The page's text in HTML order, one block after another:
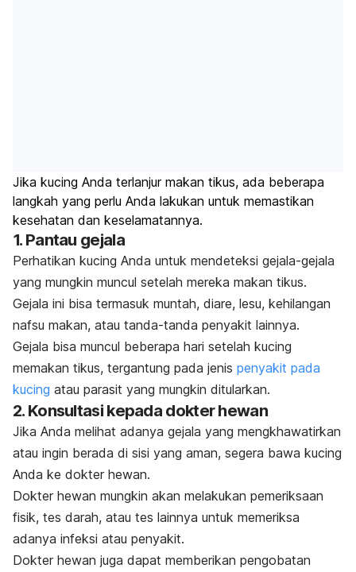
Jika kucing Anda terlanjur makan tikus, ada beberapa
langkah yang perlu Anda lakukan untuk memastikan
kesehatan dan keselamatannya.
1. Pantau gejala
Perhatikan kucing Anda untuk mendeteksi gejala-gejala
yang mungkin muncul setelah mereka makan tikus.
Gejala ini bisa termasuk muntah, diare, lesu, kehilangan
nafsu makan, atau tanda-tanda penyakit lainnya.
Gejala bisa muncul beberapa hari setelah kucing
memakan tikus, tergantung pada jenis penyakit pada
kucing atau parasit yang mungkin ditularkan.
2. Konsultasi kepada dokter hewan
Jika Anda melihat adanya gejala yang mengkhawatirkan
atau ingin berada di sisi yang aman, segera bawa kucing
Anda ke dokter hewan.
Dokter hewan mungkin akan melakukan pemeriksaan
fisik, tes darah, atau tes lainnya untuk memeriksa
adanya infeksi atau penyakit.
Dokter hewan juga dapat memberikan pengobatan